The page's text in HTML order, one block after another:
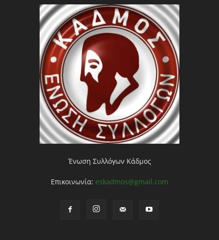
Ένωση Συλλόγων Κάδμος
Επικοινωνία: eskadmos@gmail.com